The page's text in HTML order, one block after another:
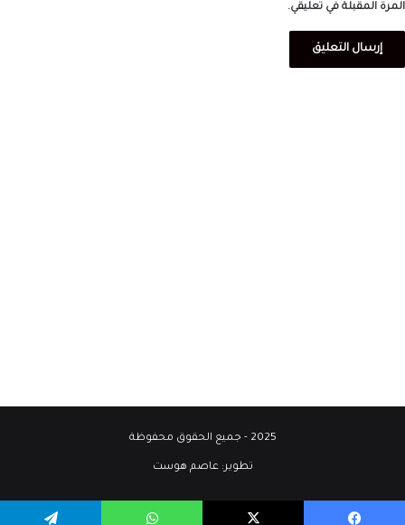
المرة المقبلة في تعليقي.
2025 - جميع الحقوق محفوظة
تطوير:عاصم هوست